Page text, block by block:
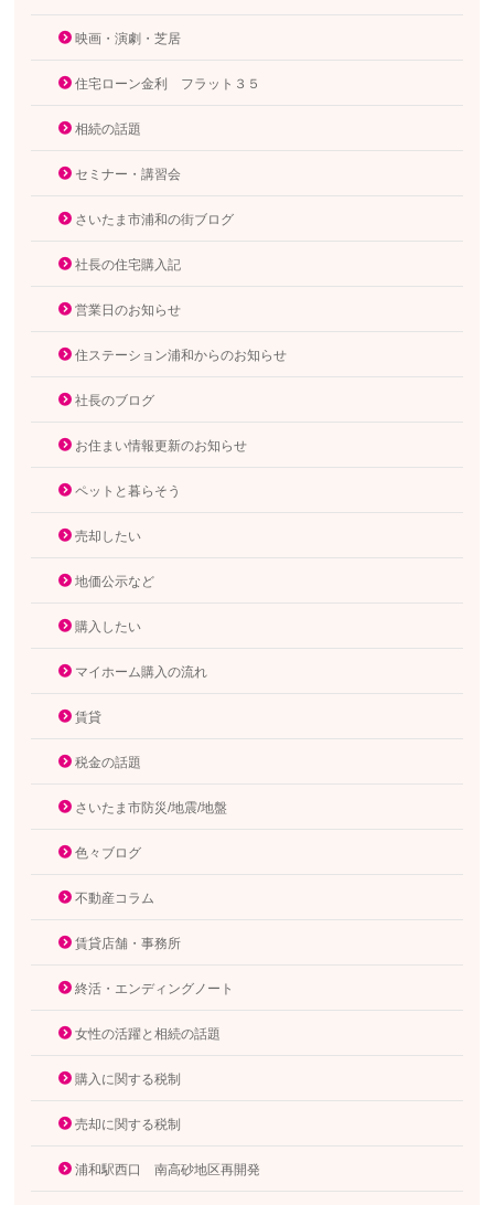
映画・演劇・芝居
住宅ローン金利 フラット３５
相続の話題
セミナー・講習会
さいたま市浦和の街ブログ
社長の住宅購入記
営業日のお知らせ
住ステーション浦和からのお知らせ
社長のブログ
お住まい情報更新のお知らせ
ペットと暮らそう
売却したい
地価公示など
購入したい
マイホーム購入の流れ
賃貸
税金の話題
さいたま市防災/地震/地盤
色々ブログ
不動産コラム
賃貸店舗・事務所
終活・エンディングノート
女性の活躍と相続の話題
購入に関する税制
売却に関する税制
浦和駅西口 南高砂地区再開発